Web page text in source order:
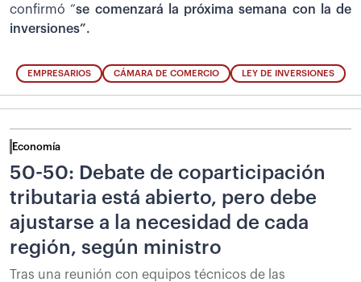
confirmó “se comenzará la próxima semana con la de
inversiones”.
EMPRESARIOS CÁMARA DE COMERCIO LEY DE INVERSIONES
Economía
50-50: Debate de coparticipación
tributaria está abierto, pero debe
ajustarse a la necesidad de cada
región, según ministro
Tras una reunión con equipos técnicos de las